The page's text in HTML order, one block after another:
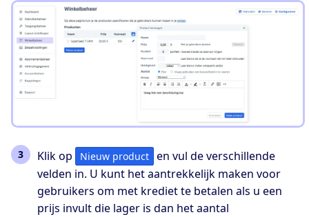
Klik op Nieuw product en vul de verschillende
velden in. U kunt het aantrekkelijk maken voor
gebruikers om met krediet te betalen als u een
prijs invult die lager is dan het aantal